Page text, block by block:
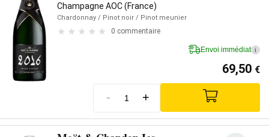
Champagne AOC (France)
Chardonnay / Pinot noir / Pinot meunier
0 commentaire
Envoi immédiat i
69,50 €
- +